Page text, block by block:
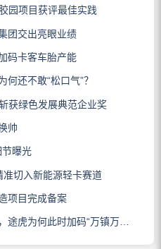
园项目获评最佳实践
团交出亮眼业绩
码卡客车胎产能
还不敢“松口气”？
获绿色发展典范企业奖
帅
曝光
切入新能源轻卡赛道
项目完成备案
为何此时加码“万镇万店”？